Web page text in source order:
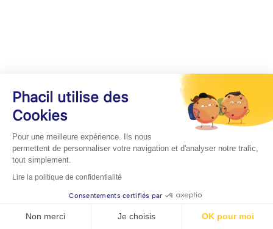
Phacil utilise des
Cookies
Pour une meilleure expérience. Ils nous
permettent de personnaliser votre navigation et d'analyser notre trafic,
tout simplement.
Lire la politique de confidentialité
Consentements certifiés par
Non merci Je choisis OK pour moi